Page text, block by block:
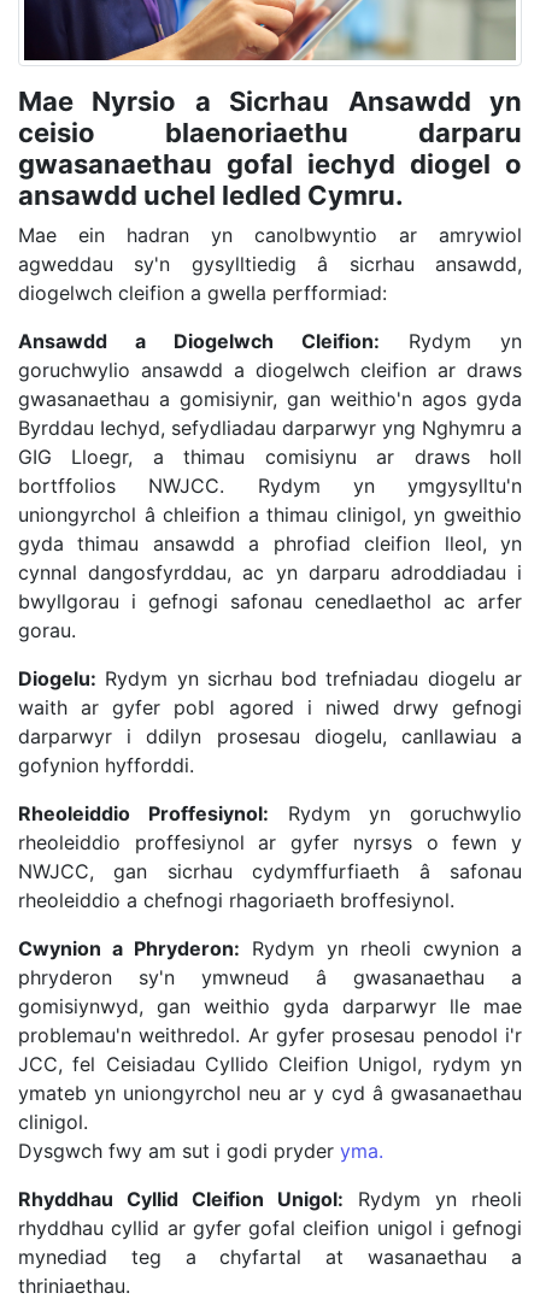
Mae Nyrsio a Sicrhau Ansawdd yn
ceisio blaenoriaethu darparu
gwasanaethau gofal iechyd diogel o
ansawdd uchel ledled Cymru.
Mae ein hadran yn canolbwyntio ar amrywiol
agweddau sy'n gysylltiedig â sicrhau ansawdd,
diogelwch cleifion a gwella perfformiad:
Ansawdd a Diogelwch Cleifion:
Rydym yn
goruchwylio ansawdd a diogelwch cleifion ar draws
gwasanaethau a gomisiynir, gan weithio'n agos gyda
Byrddau Iechyd, sefydliadau darparwyr yng Nghymru a
GIG Lloegr, a thimau comisiynu ar draws holl
bortffolios NWJCC. Rydym yn ymgysylltu'n
uniongyrchol â chleifion a thimau clinigol, yn gweithio
gyda thimau ansawdd a phrofiad cleifion lleol, yn
cynnal dangosfyrddau, ac yn darparu adroddiadau i
bwyllgorau i gefnogi safonau cenedlaethol ac arfer
gorau.
Diogelu: Rydym yn sicrhau bod trefniadau diogelu ar
waith ar gyfer pobl agored i niwed drwy gefnogi
darparwyr i ddilyn prosesau diogelu, canllawiau a
gofynion hyfforddi.
Rheoleiddio Proffesiynol:
Rydym yn goruchwylio
rheoleiddio proffesiynol ar gyfer nyrsys o fewn y
NWJCC, gan sicrhau cydymffurfiaeth â safonau
rheoleiddio a chefnogi rhagoriaeth broffesiynol.
Cwynion a Phryderon: Rydym yn rheoli cwynion a
phryderon sy'n ymwneud â gwasanaethau a
gomisiynwyd, gan weithio gyda darparwyr lle mae
problemau'n weithredol. Ar gyfer prosesau penodol i'r
JCC, fel Ceisiadau Cyllido Cleifion Unigol, rydym yn
ymateb yn uniongyrchol neu ar y cyd â gwasanaethau
clinigol.
Dysgwch fwy am sut i godi pryder yma.
Rhyddhau Cyllid Cleifion Unigol:
Rydym yn rheoli
rhyddhau cyllid ar gyfer gofal cleifion unigol i gefnogi
mynediad teg a chyfartal at wasanaethau a
thriniaethau.